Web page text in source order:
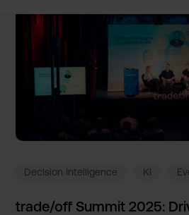
Decision Intelligence KI
trade/of­f Summit 2025: